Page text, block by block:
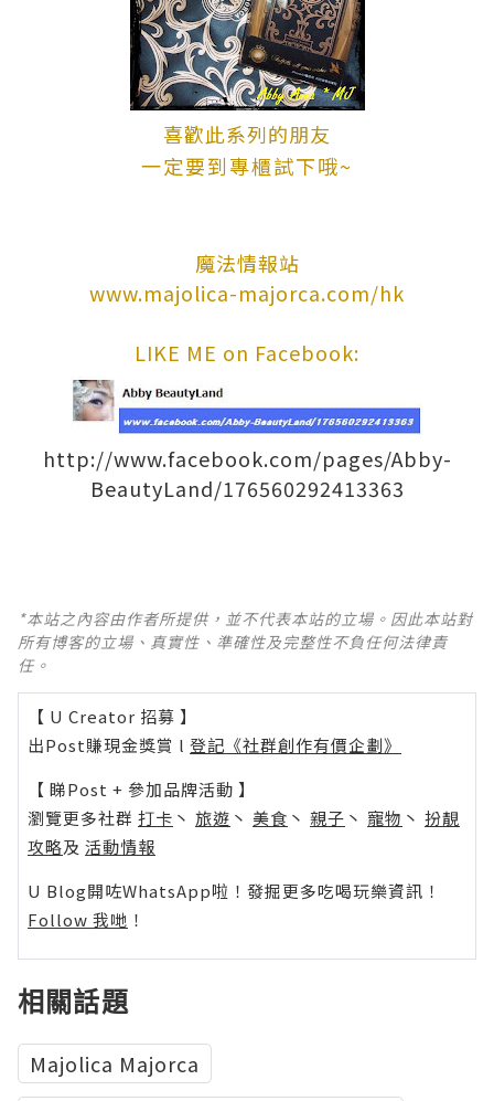
喜歡此系列的朋友
一定要到專櫃試下哦~
魔法情報站
www.majolica-majorca.com/hk
LIKE ME on Facebook:
http://www.facebook.com/pages/Abby-
BeautyLand/176560292413363
*本站之內容由作者所提供，並不代表本站的立場。因此本站對
所有博客的立場、真實性、準確性及完整性不負任何法律責
任。
【 U Creator 招募 】
出Post賺現金獎賞 l 登記《社群創作有價企劃》
【 睇Post + 參加品牌活動 】
瀏覽更多社群 打卡 丶 旅遊 丶 美食 丶 親子 丶 寵物 丶 扮靚
攻略及 活動情報
U Blog開咗WhatsApp啦！發掘更多吃喝玩樂資訊！
Follow 我哋 ！
相關話題
Majolica Majorca